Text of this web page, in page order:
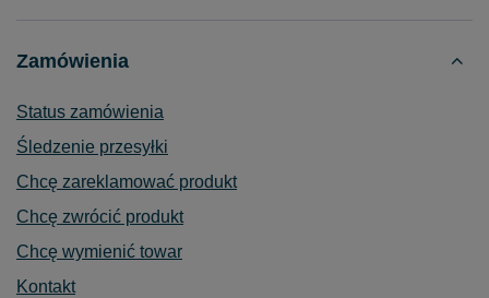
Zamówienia
Status zamówienia
Śledzenie przesyłki
Chcę zareklamować produkt
Chcę zwrócić produkt
Chcę wymienić towar
Kontakt